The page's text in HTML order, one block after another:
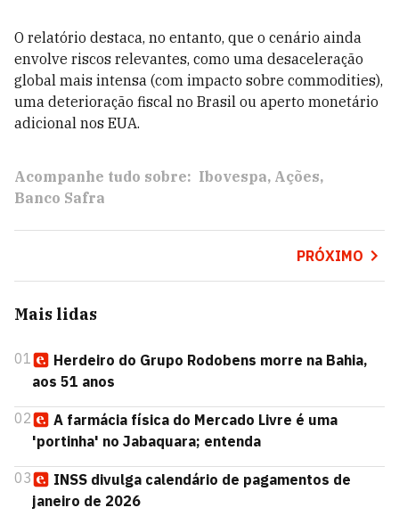
O relatório destaca, no entanto, que o cenário ainda
envolve riscos relevantes, como uma desaceleração
global mais intensa (com impacto sobre commodities),
uma deterioração fiscal no Brasil ou aperto monetário
adicional nos EUA.
Acompanhe tudo sobre: Ibovespa Ações
Banco Safra
PRÓXIMO
Mais lidas
01
Herdeiro do Grupo Rodobens morre na Bahia,
aos 51 anos
02
A farmácia física do Mercado Livre é uma
'portinha' no Jabaquara; entenda
03
INSS divulga calendário de pagamentos de
janeiro de 2026